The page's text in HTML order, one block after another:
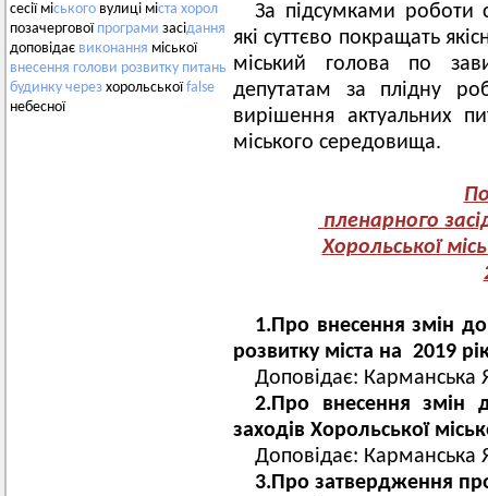
сесії міського вулиці міста хорол
позачергової програми засідання
доповідає виконання міської
внесення голови розвитку питань
будинку через хорольськоїfalse
небесної
За підсумками роботи
які суттєво покращать
міський голова по
депутатам за плідну
вирішення актуальних
міського середовища.
пленарного
Хорольської
1.Про внесення змін
розвитку міста на 2019
Доповідає: Карманська
2.Про внесення змін
заходів Хорольської
Доповідає: Карманська
3.Про затвердження